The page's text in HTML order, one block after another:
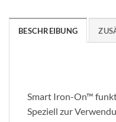
BESCHREIBUNG
Smart Iron-On™
Speziell zur